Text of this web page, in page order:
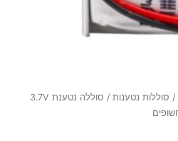
/ סוללות נטענות
/ סוללה נטענת 3.7V